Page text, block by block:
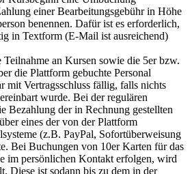
einer Bearbeitungsgebühr in Höhe
benennen. Dafür ist es erforderlich,
in Textform (E-Mail ist ausreichend)
an Kursen sowie die 5er bzw.
die Plattform gebuchte Personal
mit Vertragsschluss fällig, falls nichts
wurde. Bei der regulären
Bezahlung der in Rechnung gestellten
eines der von der Plattform
(z.B. PayPal, Sofortüberweisung
Bei Buchungen von 10er Karten für das
im persönlichen Kontakt erfolgen, wird
Diese ist sodann bis zu dem in der